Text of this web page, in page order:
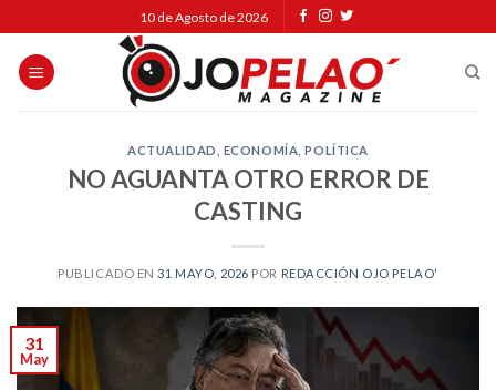
to
content
10 de Agosto de 2026
ACTUALIDAD ECONOMÍA ,POLÍTICA
NO AGUANTA OTRO ERROR DE
CASTING
PUBLICADO EN31 MAYO, 2026 POR REDACCIÓN OJO PELAO'
31
May